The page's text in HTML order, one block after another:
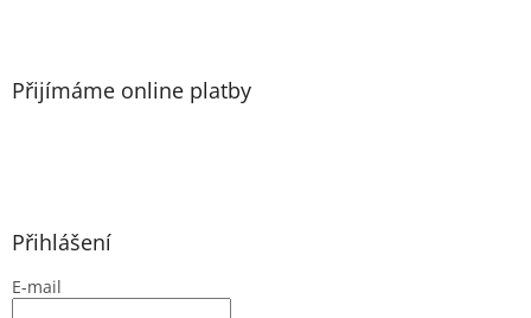
Přijímáme online platby
Přihlášení
E-mail